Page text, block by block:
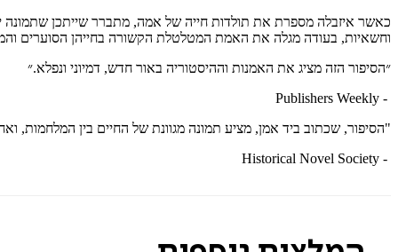
כאשר איזבלה מספרת את תולדות חייה של אמה, מתברר שייתכן שתמונה
וחשאיות, בעודה מגלה את האמת המטלטלת הקשורה בחייהן הסוערים
״הסיפור הזה מציג את האמנות וההיסטוריה באור חדש, דמיוני ונפלא.״
-
Publishers Weekly
"הסיפור, שכתוב ביד אמן, מציע תמונה מגוונת של החיים בין המלחמות,
-
Historical Novel Society